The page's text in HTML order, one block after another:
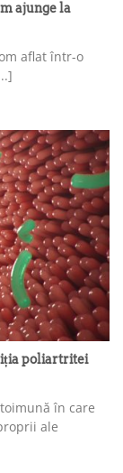
ajunge la
aflat într-o
poliartritei
în care
ale